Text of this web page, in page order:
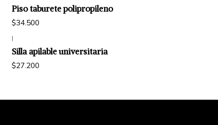
Piso taburete polipropileno
$34.500
|
Silla apilable universitaria
$27.200